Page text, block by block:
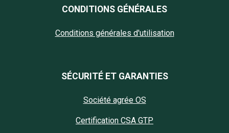
CONDITIONS GÉNÉRALES
Conditions générales d'utilisation
SÉCURITÉ ET GARANTIES
Société agrée OS
Certification CSA GTP